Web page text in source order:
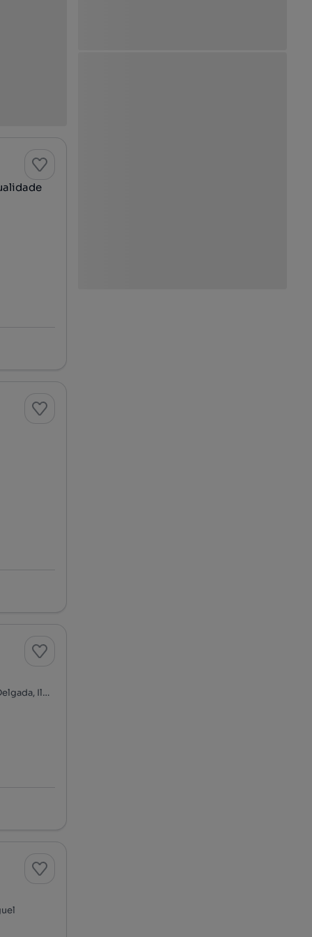
Rua Nicolau de Sousa Lima, Ponta Delgada (São José), Ponta Delgada, Ilha de São Miguel